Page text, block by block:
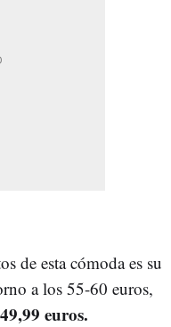
de esta cómoda es su
a los 55-60 euros,
euros.